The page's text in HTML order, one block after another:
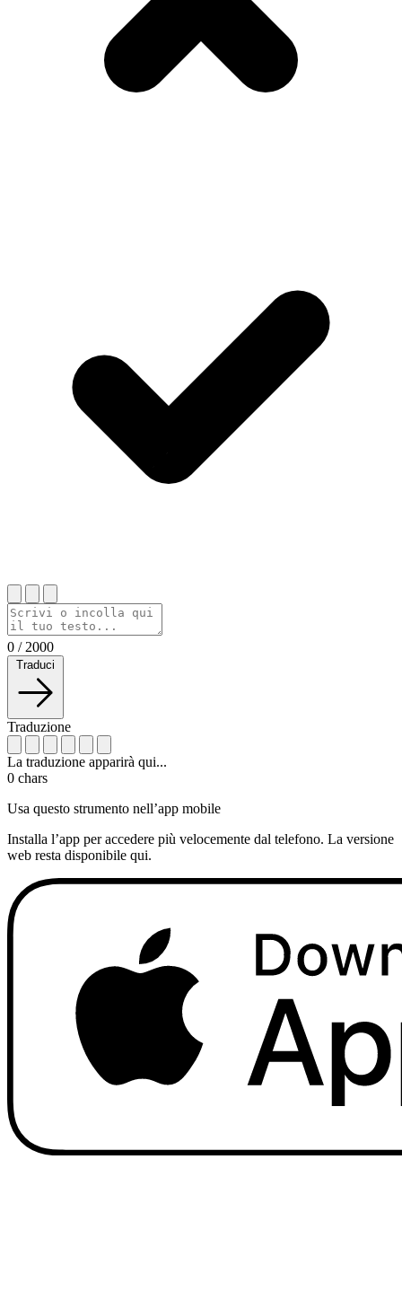
0 / 2000
Traduci
Traduzione
La traduzione apparirà qui...
0 chars
Usa questo strumento nell’app mobile
Installa l’app per accedere più velocemente dal telefono. La versione
web resta disponibile qui.